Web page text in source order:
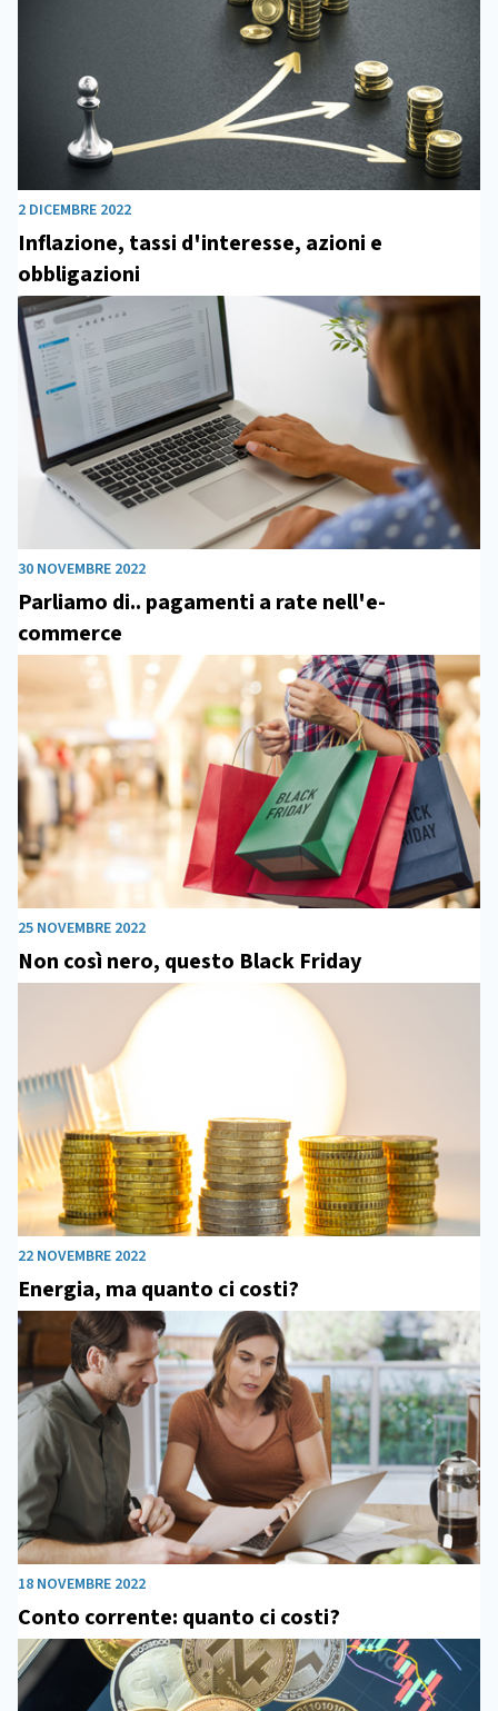
2 DICEMBRE 2022
Inflazione, tassi d'interesse, azioni e
obbligazioni
30 NOVEMBRE 2022
Parliamo di.. pagamenti a rate nell'e-
commerce
25 NOVEMBRE 2022
Non così nero, questo Black Friday
22 NOVEMBRE 2022
Energia, ma quanto ci costi?
18 NOVEMBRE 2022
Conto corrente: quanto ci costi?